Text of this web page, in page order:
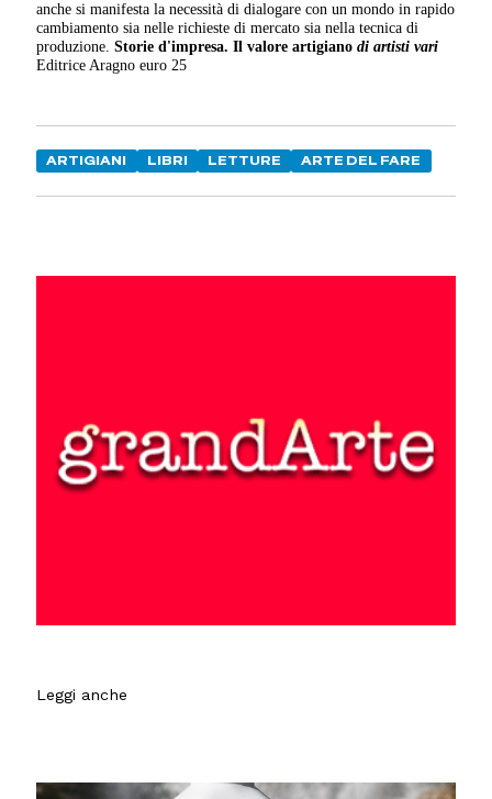
anche si manifesta la necessità di dialogare con un mondo in rapido
cambiamento sia nelle richieste di mercato sia nella tecnica di
produzione.Storie d'impresa. Il valore artigiano di artisti vari
Editrice Aragno euro 25
ARTIGIANI LIBRI LETTURE ARTE DEL FARE
Leggi anche